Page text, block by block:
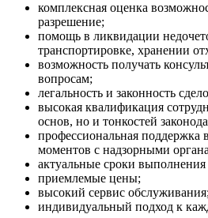
комплексная оценка
разрешение;
помощь в ликвидации
транспортировке, хранении
возможность получать
вопросам;
легальность и законность
высокая квалификация
основ, но и тонкостей
профессиональная
моментов с надзорными
актуальные сроки выполнения
приемлемые цены;
высокий сервис обслуживания;
индивидуальный подход к